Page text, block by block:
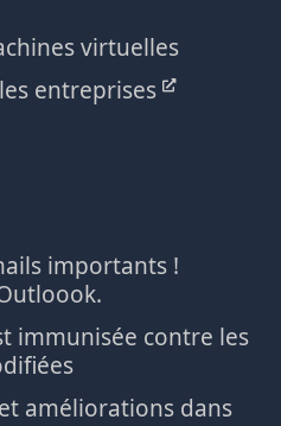
virtuelles
entreprises
importants !
immunisée contre les
améliorations dans